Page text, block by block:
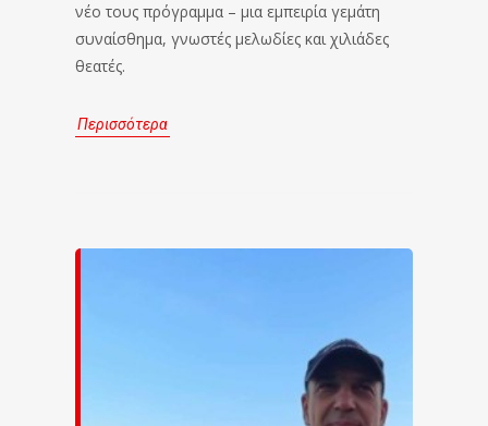
νέο τους πρόγραμμα – μια εμπειρία γεμάτη
συναίσθημα, γνωστές μελωδίες και χιλιάδες
θεατές.
Περισσότερα